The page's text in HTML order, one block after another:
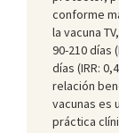
conforme
la vacuna
90-210 días
días (IRR:
relación
vacunas es
práctica